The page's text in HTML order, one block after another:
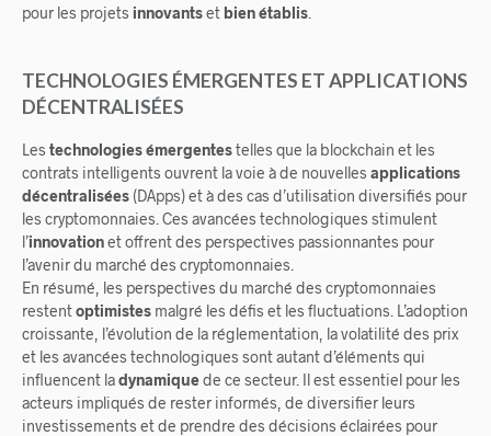
pour les projets innovantset bien établis
TECHNOLOGIES ÉMERGENTES ET APPLICATIONS
DÉCENTRALISÉES
Les technologies émergentestelles que la blockchain et les
contrats intelligents ouvrent la voie à de nouvelles applications
décentralisées (DApps) et à des cas d’utilisation diversifiés pour
les cryptomonnaies. Ces avancées technologiques stimulent
l’innovationet offrent des perspectives passionnantes pour
l’avenir du marché des cryptomonnaies.
En résumé, les perspectives du marché des cryptomonnaies
restentoptimistes malgré les défis et les fluctuations. L’adoption
croissante, l’évolution de la réglementation, la volatilité des prix
et les avancées technologiques sont autant d’éléments qui
influencent ladynamiquede ce secteur. Il est essentiel pour les
acteurs impliqués de rester informés, de diversifier leurs
investissements et de prendre des décisions éclairées pour